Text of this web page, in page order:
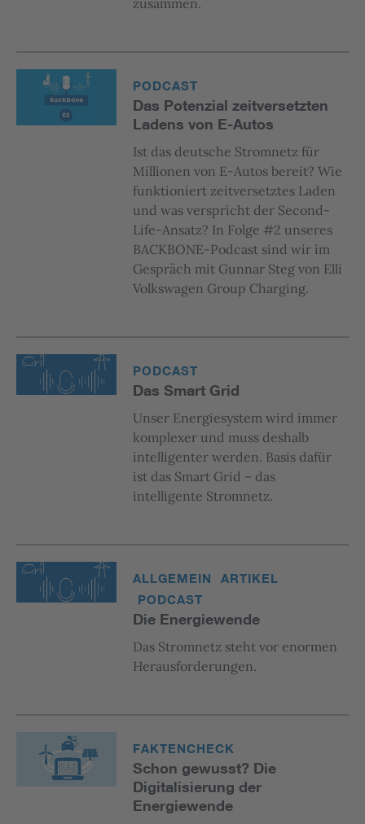
zusammen.
PODCAST
Das Potenzial zeitversetzten
Ladens von E-Autos
Ist das deutsche Stromnetz für
Millionen von E-Autos bereit? Wie
funktioniert zeitversetztes Laden
und was verspricht der Second-
Life-Ansatz? In Folge #2 unseres
BACKBONE-Podcast sind wir im
Gespräch mit Gunnar Steg von Elli
Volkswagen Group Charging.
PODCAST
Das Smart Grid
Unser Energiesystem wird immer
komplexer und muss deshalb
intelligenter werden. Basis dafür
ist das Smart Grid – das
intelligente Stromnetz.
ALLGEMEIN
ARTIKEL
PODCAST
Die Energiewende
Das Stromnetz steht vor enormen
Herausforderungen.
FAKTENCHECK
Schon gewusst? Die
Digitalisierung der
Energiewende